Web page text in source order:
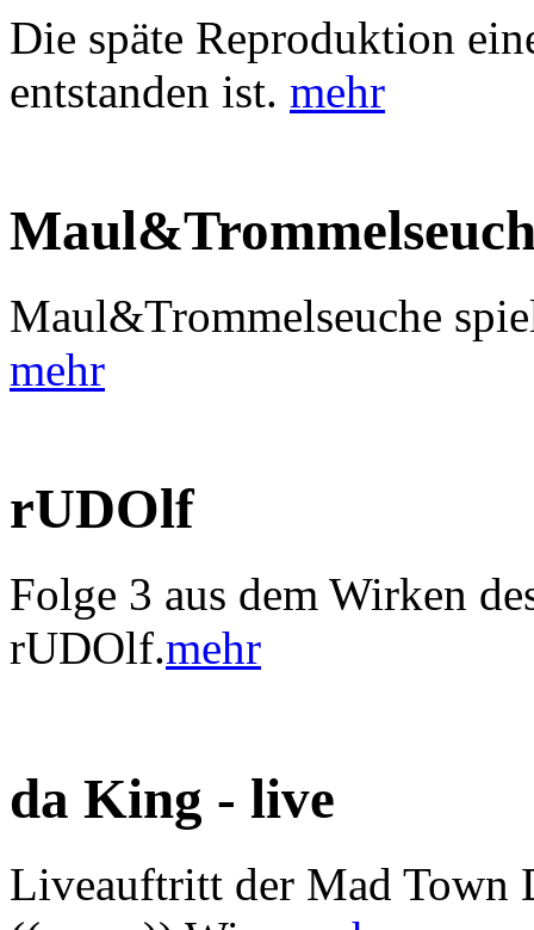
Die späte Reproduktion
entstanden ist. mehr
Maul&Trommelseuche
mehr
rUDOlf
Folge 3 aus dem Wirken
rUDOlf.mehr
da King - live
Liveauftritt der Mad Town